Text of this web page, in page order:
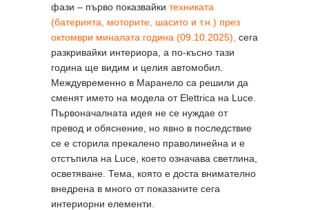
фази – първо показвайки техниката
(батерията, моторите, шасито и т.н.) през
октомври миналата година (09.10.2025), сега
разкривайки интериора, а по-късно тази
година ще видим и целия автомобил.
Междувременно в Маранело са решили да
сменят името на модела от Elettrica на Luce.
Първоначалната идея не се нуждае от
превод и обяснение, но явно в последствие
се е сторила прекалено праволинейна и е
отстъпила на Luce, което означава светлина,
осветяване. Тема, която е доста внимателно
внедрена в много от показаните сега
интериорни елементи.